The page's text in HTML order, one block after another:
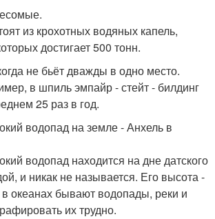
из крохотных водяных капель,
достигает 500 тонн.
не бьёт дважды в одно место.
в шпиль эмпайр - стейт - билдинг
25 раз в год.
водопад на земле - Анхель в
водопад находится на дне датского
и никак не называется. Его высота -
океанах бывают водопады, реки и
их трудно.